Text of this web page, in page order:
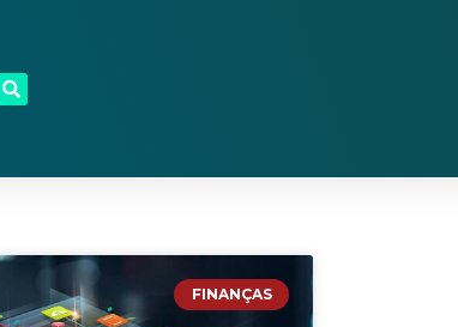
FINANÇAS